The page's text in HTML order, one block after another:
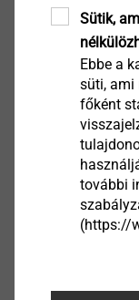
Sütik,
Ebbe a
süti, ami
főként
további
(https://